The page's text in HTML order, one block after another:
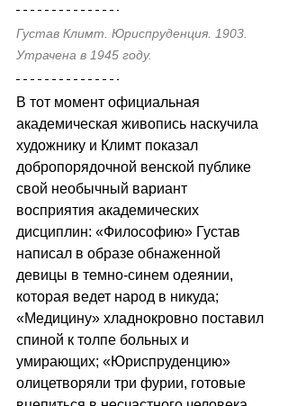
Густав Климт. Юриспруденция. 1903.
Утрачена в 1945 году.
В тот момент официальная
академическая живопись наскучила
художнику и Климт показал
добропорядочной венской публике
свой необычный вариант
восприятия академических
дисциплин: «Философию» Густав
написал в образе обнаженной
девицы в темно-синем одеянии,
которая ведет народ в никуда;
«Медицину» хладнокровно поставил
спиной к толпе больных и
умирающих; «Юриспруденцию»
олицетворяли три фурии, готовые